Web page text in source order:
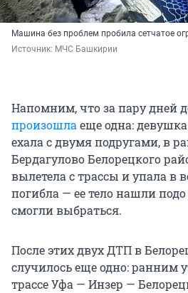
Машина без проблем пробила сетчатое
Источник: МЧС Башкирии
Напомним, что за пару дней
произошлаеще одна:
ехала с двумя подругами, в
Бердагулово Белорецкого
вылетела с трассы и упала в
погибла — ее тело нашли
смогли выбраться.
После этих двух ДТП в
случилось еще одно: ранним
трассе Уфа — Инзер —